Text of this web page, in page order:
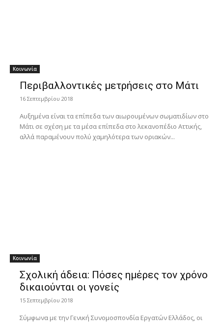
Κοινωνία
Περιβαλλοντικές μετρήσεις στο Μάτι
16 Σεπτεμβρίου 2018
Αυξημένα είναι τα επίπεδα των αιωρουμένων σωματιδίων στο
Μάτι σε σχέση με τα μέσα επίπεδα στο λεκανοπέδιο Αττικής,
αλλά παραμένουν πολύ χαμηλότερα των οριακών...
Κοινωνία
Σχολική άδεια: Πόσες ημέρες τον χρόνο
δικαιούνται οι γονείς
15 Σεπτεμβρίου 2018
Σύμφωνα με την Γενική Συνομοσπονδία Εργατών Ελλάδος, οι